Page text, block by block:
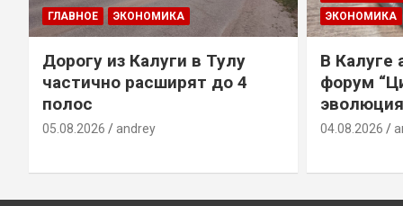
ГЛАВНОЕ ЭКОНОМИКА
Дорогу из Калуги в Тулу
частично расширят до 4
полос
05.08.2026 andrey
ЭКОНОМИКА
В Калуге
форум
04.08.2026